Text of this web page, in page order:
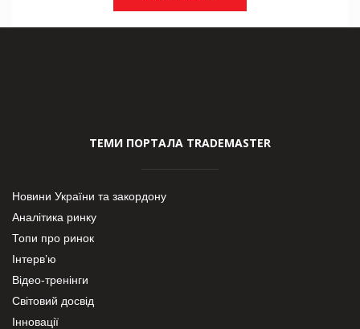
ТЕМИ ПОРТАЛА TRADEMASTER
Новини України та закордону
Аналітика ринку
Топи про ринок
Інтерв’ю
Відео-тренінги
Світовий досвід
Інновації